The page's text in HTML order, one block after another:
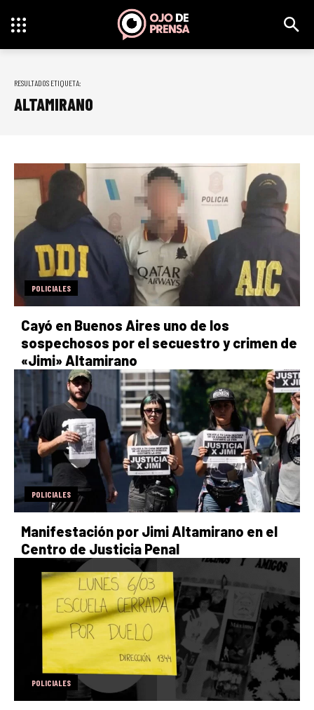
RESULTADOS ETIQUETA:
ALTAMIRANO
POLICIALES
Cayó en Buenos Aires uno de los
sospechosos por el secuestro y crimen de
«Jimi» Altamirano
POLICIALES
Manifestación por Jimi Altamirano en el
Centro de Justicia Penal
POLICIALES